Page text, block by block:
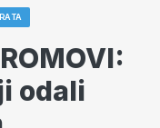
odali